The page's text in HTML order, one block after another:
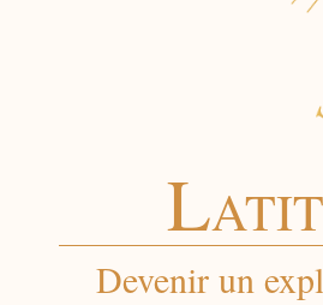
L
Devenir un